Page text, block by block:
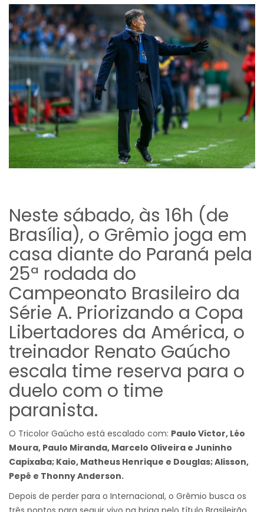
Neste sábado, às 16h (de
Brasília), o Grêmio joga em
casa diante do Paraná pela
25ª rodada do
Campeonato Brasileiro da
Série A. Priorizando a Copa
Libertadores da América, o
treinador Renato Gaúcho
escala time reserva para o
duelo com o time
paranista.
O Tricolor Gaúcho está escalado com: Paulo Victor, Léo
Moura, Paulo Miranda, Marcelo Oliveira e Juninho
Capixaba; Kaio, Matheus Henrique e Douglas; Alisson,
Pepê e Thonny Anderson.
Depois de perder para o Internacional, o Grêmio busca os